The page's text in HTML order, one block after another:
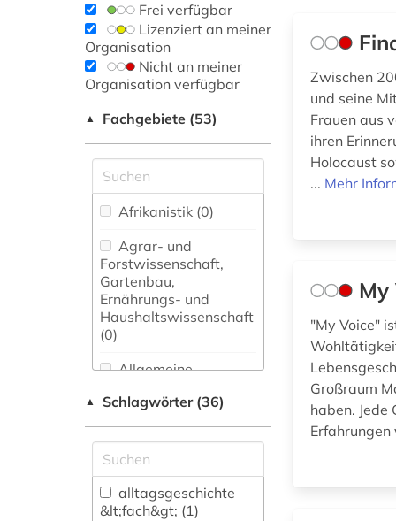
Frei verfügbar
Lizenziert an meiner
Organisation
Nicht an meiner
Organisation verfügbar
▲ Fachgebiete (53)
Afrikanistik (0)
Agrar- und
Forstwissenschaft,
Gartenbau,
Ernährungs- und
Haushaltswissenschaft
(0)
Allgemeine
fachübergreifende
Datenbanken (0)
Allgemeine und
vergleichende Sprach-
▲ Schlagwörter (36)
alltagsgeschichte
&lt;fach&gt; (1)
Zwischen
und seine
Frauen aus
ihren
Holocaust
... Mehr
My
"My Voice"
Großraum
haben.
Erfahrungen